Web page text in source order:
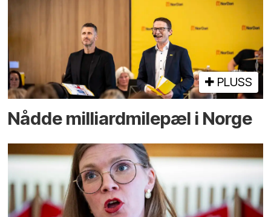
PLUSS
Nådde milliard­­milepæl i Norge